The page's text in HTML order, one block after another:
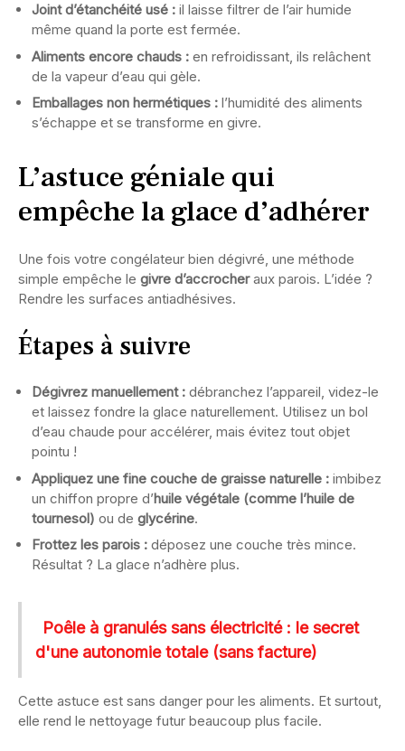
Joint d’étanchéité usé : il laisse filtrer de l’air humide
même quand la porte est fermée.
Aliments encore chauds : en refroidissant, ils relâchent
de la vapeur d’eau qui gèle.
Emballages non hermétiques : l’humidité des aliments
s’échappe et se transforme en givre.
L’astuce géniale qui
empêche la glace d’adhérer
Une fois votre congélateur bien dégivré, une méthode
simple empêche le givre d’accrocheraux parois. L’idée ?
Rendre les surfaces antiadhésives.
Étapes à suivre
Dégivrez manuellement : débranchez l’appareil, videz-le
et laissez fondre la glace naturellement. Utilisez un bol
d’eau chaude pour accélérer, mais évitez tout objet
pointu !
Appliquez une fine couche de graisse naturelle : imbibez
un chiffon propre d’huile végétale (comme l’huile de
tournesol) ou de glycérine.
Frottez les parois : déposez une couche très mince.
Résultat ? La glace n’adhère plus.
Poêle à granulés sans électricité : le secret
d'une autonomie totale (sans facture)
Cette astuce est sans danger pour les aliments. Et surtout,
elle rend le nettoyage futur beaucoup plus facile.